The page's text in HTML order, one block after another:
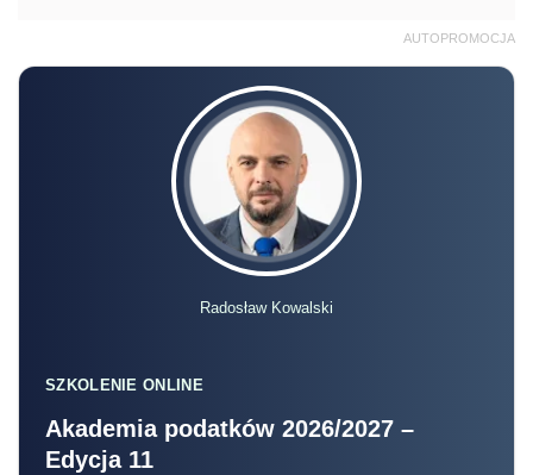
AUTOPROMOCJA
Radosław Kowalski
SZKOLENIE ONLINE
Akademia podatków 2026/2027 –
Edycja 11